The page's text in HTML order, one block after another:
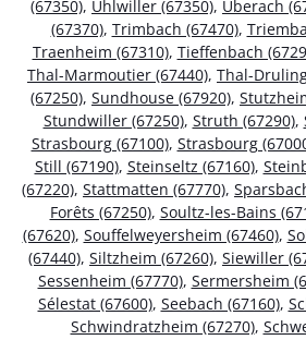
(67350), Uhlwiller (67350), Uberach
(67370), Trimbach (67470),
Traenheim (67310), Tieffenbach
Thal-Marmoutier (67440), Thal-
(67250), Sundhouse (67920),
Stundwiller (67250), Struth (67290),
Strasbourg (67100), Strasbourg
Still (67190), Steinseltz (67160),
(67220), Stattmatten (67770),
Forêts (67250), Soultz-les-Bains
(67620), Souffelweyersheim (67460),
(67440), Siltzheim (67260), Siewiller
Sessenheim (67770), Sermersheim
Sélestat (67600), Seebach (67160),
Schwindratzheim (67270),